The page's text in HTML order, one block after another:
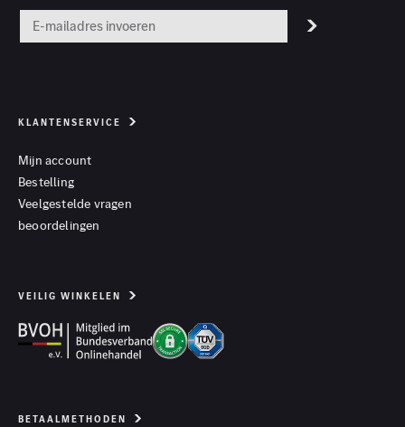
KLANTENSERVICE
Mijn account
Bestelling
Veelgestelde vragen
beoordelingen
VEILIG WINKELEN
BETAALMETHODEN